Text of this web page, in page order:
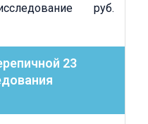
руб.
23